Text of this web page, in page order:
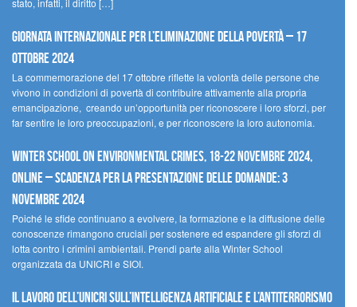
stato, infatti, il diritto […]
Giornata internazionale per l’eliminazione della povertà – 17
ottobre 2024
La commemorazione del 17 ottobre riflette la volontà delle persone che
vivono in condizioni di povertà di contribuire attivamente alla propria
emancipazione, creando un’opportunità per riconoscere i loro sforzi, per
far sentire le loro preoccupazioni, e per riconoscere la loro autonomia.
Winter School on Environmental Crimes, 18-22 novembre 2024,
Online – Scadenza per la presentazione delle domande: 3
novembre 2024
Poiché le sfide continuano a evolvere, la formazione e la diffusione delle
conoscenze rimangono cruciali per sostenere ed espandere gli sforzi di
lotta contro i crimini ambientali. Prendi parte alla Winter School
organizzata da UNICRI e SIOI.
Il lavoro dell’UNICRI sull’intelligenza artificiale e l’antiterrorismo